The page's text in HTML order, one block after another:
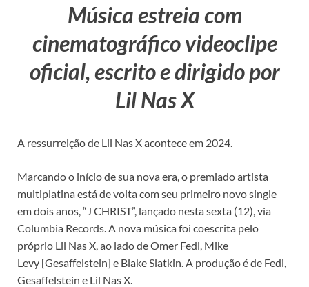
Música estreia com
cinematográfico videoclipe
oficial, escrito e dirigido por
Lil Nas X
A ressurreição de Lil Nas X acontece em 2024.
Marcando o início de sua nova era, o premiado artista
multiplatina está de volta com seu primeiro novo single
em dois anos, “J CHRIST”, lançado nesta sexta (12), via
Columbia Records. A nova música foi coescrita pelo
próprio Lil Nas X, ao lado de Omer Fedi, Mike
Levy [Gesaffelstein] e Blake Slatkin. A produção é de Fedi,
Gesaffelstein e Lil Nas X.